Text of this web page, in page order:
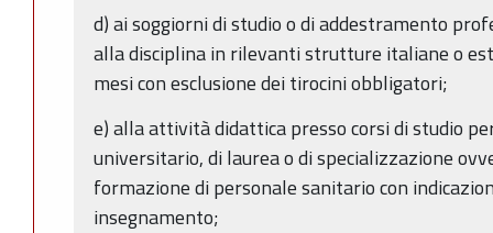
d) ai soggiorni di studio o di addestramento
alla disciplina in rilevanti strutture italiane o
mesi con esclusione dei tirocini obbligatori;
e) alla attività didattica presso corsi di studio
universitario, di laurea o di specializzazione
formazione di personale sanitario con
insegnamento;